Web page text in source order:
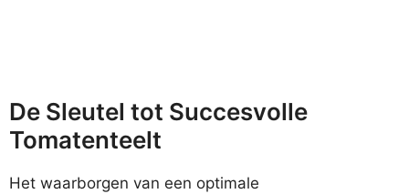
De Sleutel tot Succesvolle
Tomatenteelt
Het waarborgen van een optimale